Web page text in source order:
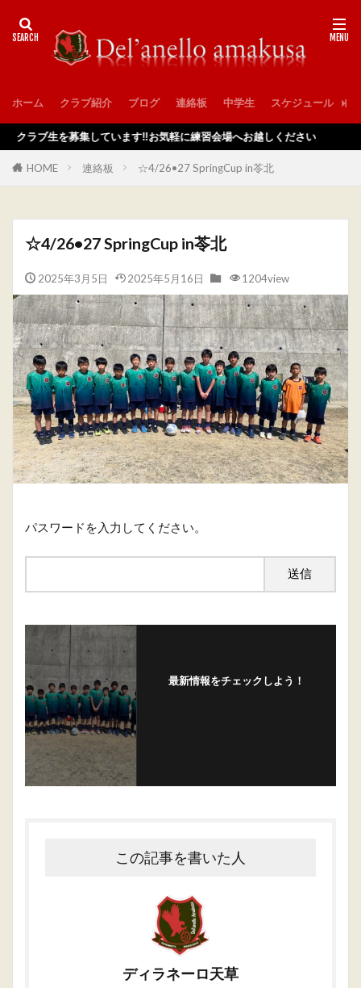
ホーム クラブ紹介 ブログ 連絡板 中学生 スケジュール
ブ生を募集しています‼️お気軽に練習会場へお越しください
HOME 連絡板 ☆4/26•27 SpringCup in苓北
☆4/26•27 SpringCup in苓北
2025年3月5日 2025年5月16日 1204view
パスワードを入力してください。
最新情報をチェックしよう！
この記事を書いた人
ディラネーロ天草